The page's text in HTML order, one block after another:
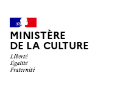
MINISTÈRE
DE LA CULTURE